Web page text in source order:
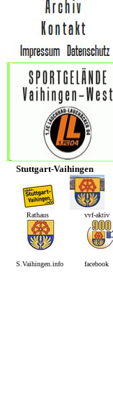
Stuttgart-Vaihingen
Rathaus vvf-aktiv
S.Vaihingen.info facebook